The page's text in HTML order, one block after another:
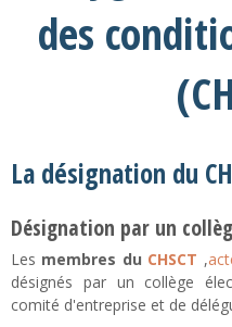
des
La désignation du
Désignation par un
Les membres du CHSCT ,
désignés par un collège
comité d'entreprise et de